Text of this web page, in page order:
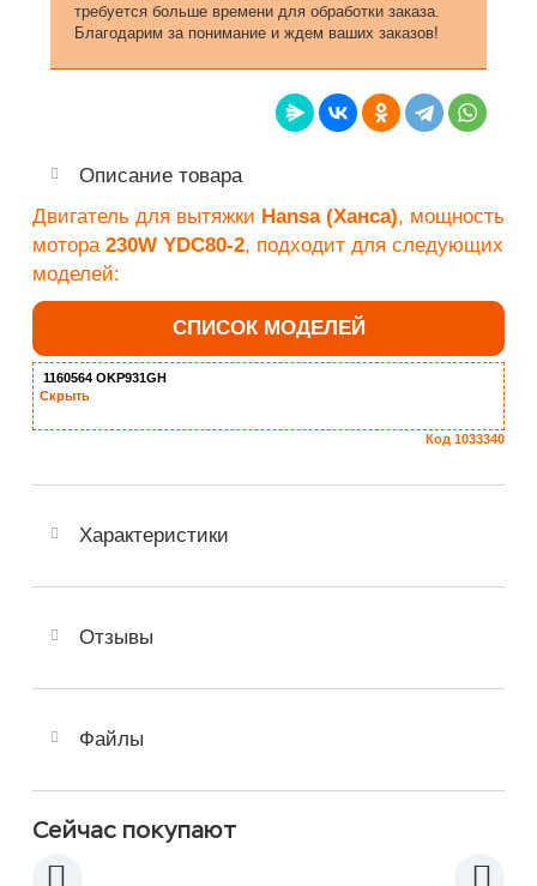
требуется больше времени для обработки заказа.
Благодарим за понимание и ждем ваших заказов!
Описание товара
Двигатель для вытяжки Hansa (Ханса), мощность
мотора 230W YDC80-2, подходит для следующих
моделей:
СПИСОК МОДЕЛЕЙ
1160564 OKP931GH
Скрыть
Код 1033340
Характеристики
Отзывы
Файлы
Сейчас покупают